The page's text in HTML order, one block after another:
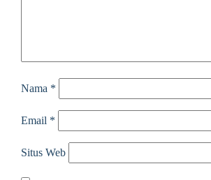
Nama *
Email *
Situs Web